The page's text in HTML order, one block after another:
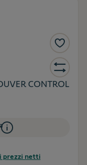
CONTROL
prezzi netti